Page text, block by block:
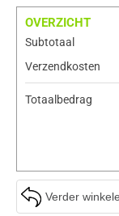
Verder
OVERZICHT
Subtotaal
Verzendkosten
Totaalbedrag